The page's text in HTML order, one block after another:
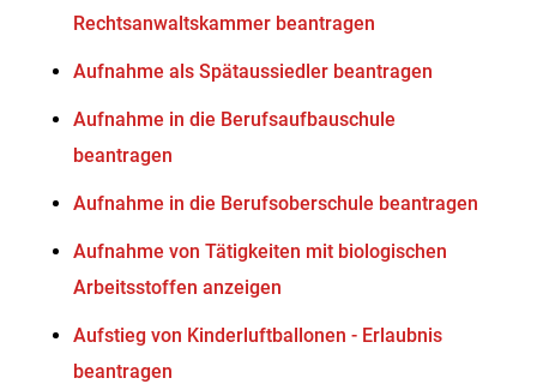
Rechtsanwaltskammer beantragen
Aufnahme als Spätaussiedler beantragen
Aufnahme in die Berufsaufbauschule
beantragen
Aufnahme in die Berufsoberschule beantragen
Aufnahme von Tätigkeiten mit biologischen
Arbeitsstoffen anzeigen
Aufstieg von Kinderluftballonen - Erlaubnis
beantragen